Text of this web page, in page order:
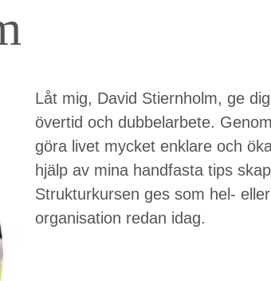
Låt mig, David Stiernholm, ge
övertid och dubbelarbete.
göra livet mycket enklare och
hjälp av mina handfasta tips
Strukturkursen ges som hel-
organisation redan idag.